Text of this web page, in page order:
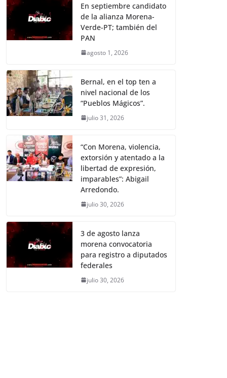
En septiembre candidato
de la alianza Morena-
Verde-PT; también del
PAN
agosto 1, 2026
Bernal, en el top ten a
nivel nacional de los
“Pueblos Mágicos”.
julio 31, 2026
“Con Morena, violencia,
extorsión y atentado a la
libertad de expresión,
imparables”: Abigail
Arredondo.
julio 30, 2026
3 de agosto lanza
morena convocatoria
para registro a diputados
federales
julio 30, 2026